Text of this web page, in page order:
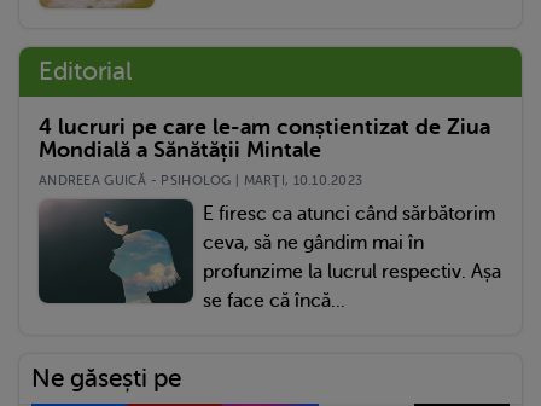
Editorial
4 lucruri pe care le-am conștientizat de Ziua
Mondială a Sănătății Mintale
ANDREEA GUICĂ - PSIHOLOG | MARŢI, 10.10.2023
E firesc ca atunci când sărbătorim
ceva, să ne gândim mai în
profunzime la lucrul respectiv. Așa
se face că încă...
Ne găsești pe